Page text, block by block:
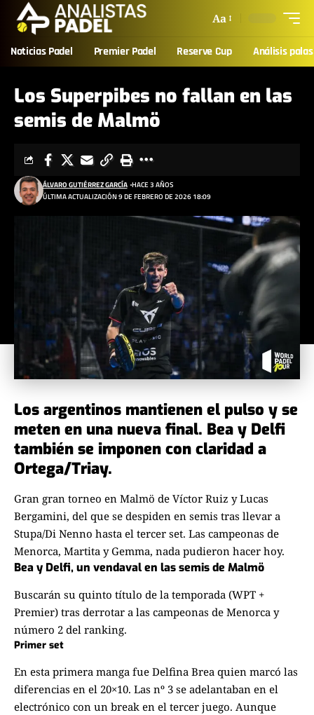
Aa
Noticias Padel Premier Padel Reserve Cup Análisis palas
Los Superpibes no fallan en las
semis de Malmö
ÚLTIMA ACTUALIZACIÓN 9 DE FEBRERO DE 2026 18:09
ÁLVARO GUTIÉRREZ GARCÍA HACE 3 AÑOS
Los argentinos mantienen el pulso y se
meten en una nueva final. Bea y Delfi
también se imponen con claridad a
Ortega/Triay.
Gran gran torneo en Malmö de Víctor Ruiz y Lucas
Bergamini, del que se despiden en semis tras llevar a
Stupa/Di Nenno hasta el tercer set. Las campeonas de
Menorca, Martita y Gemma, nada pudieron hacer hoy.
Bea y Delfi, un vendaval en las semis de Malmö
Buscarán su quinto título de la temporada (WPT +
Premier) tras derrotar a las campeonas de Menorca y
número 2 del ranking.
Primer set
En esta primera manga fue Delfina Brea quien marcó las
diferencias en el 20×10. Las nº 3 se adelantaban en el
electrónico con un break en el tercer juego. Aunque